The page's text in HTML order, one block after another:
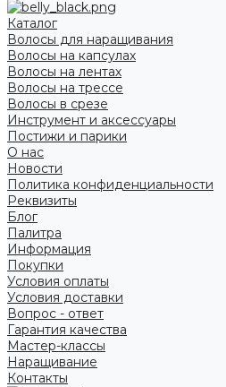
Каталог
Волосы для наращивания
Волосы на капсулах
Волосы на лентах
Волосы на трессе
Волосы в срезе
Инструмент и аксессуары
Постижи и парики
О нас
Новости
Политика конфиденциальности
Реквизиты
Блог
Палитра
Информация
Покупки
Условия оплаты
Условия доставки
Вопрос - ответ
Гарантия качества
Мастер-классы
Наращивание
Контакты